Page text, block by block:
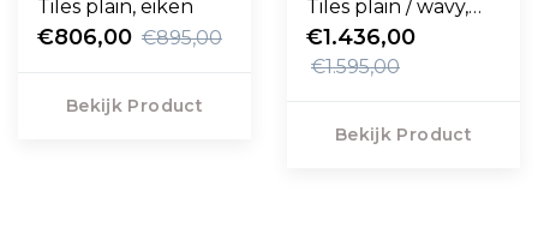
Tiles plain, eiken
€806,00 €895,00
Bekijk Product
Tiles plain / wavy,
eiken
€1.436,00
€1.595,00
Bekijk Product